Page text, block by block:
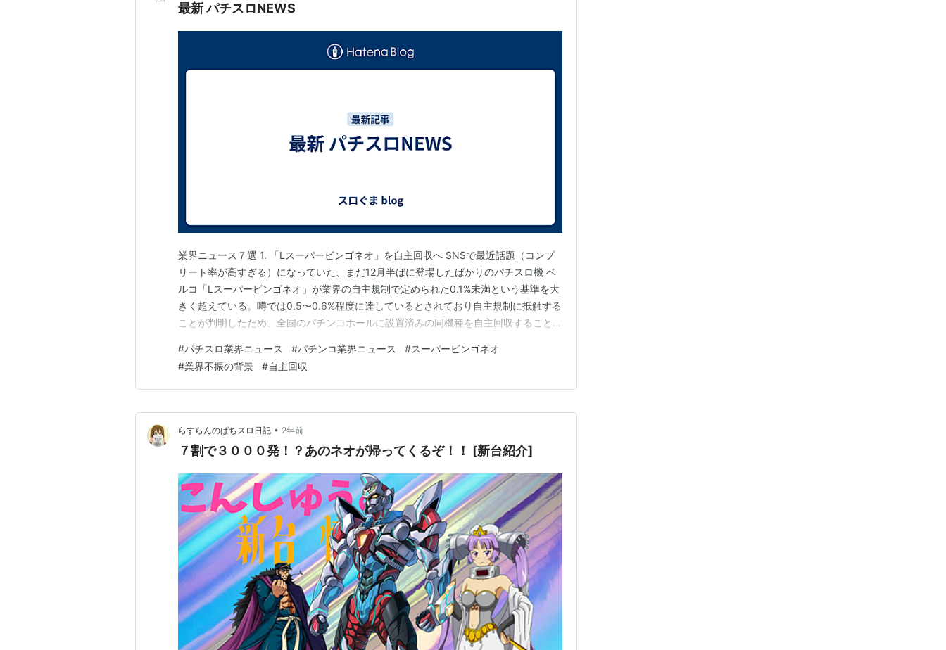
最新 パチスロNEWS
業界ニュース７選 1. 「Lスーパービンゴネオ」を自主回収へ SNSで最近話題（コンプ
リート率が高すぎる）になっていた、まだ12月半ばに登場したばかりのパチスロ機 ベ
ルコ「Lスーパービンゴネオ」が業界の自主規制で定められた0.1%未満という基準を大
きく超えている。噂では0.5〜0.6%程度に達しているとされており自主規制に抵触する
ことが判明したため、全国のパチンコホールに設置済みの同機種を自主回収することを
を守る必要があります。コンプリート率の逸脱は、業界全体への規制強化につながる可
能性があり、他のメーカーからも反発…
#パチスロ業界ニュース #パチンコ業界ニュース #スーパービンゴネオ
#業界不振の背景 #自主回収
らすらんのぱちスロ日記 • 2年前
７割で３０００発！？あのネオが帰ってくるぞ！！ [新台紹介]